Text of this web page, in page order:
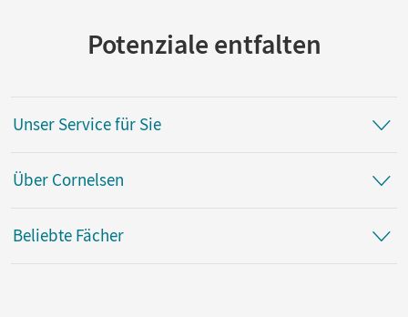
Potenziale entfalten
Unser Service für Sie
Über Cornelsen
Beliebte Fächer